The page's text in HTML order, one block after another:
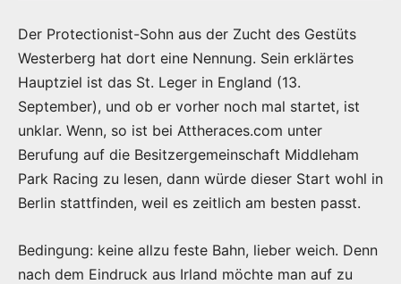
Der Protectionist-Sohn aus der Zucht des Gestüts
Westerberg hat dort eine Nennung. Sein erklärtes
Hauptziel ist das St. Leger in England (13.
September), und ob er vorher noch mal startet, ist
unklar. Wenn, so ist bei Attheraces.com unter
Berufung auf die Besitzergemeinschaft Middleham
Park Racing zu lesen, dann würde dieser Start wohl in
Berlin stattfinden, weil es zeitlich am besten passt.
Bedingung: keine allzu feste Bahn, lieber weich. Denn
nach dem Eindruck aus Irland möchte man auf zu